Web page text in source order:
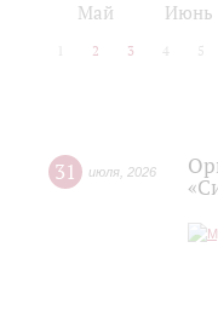
Май Июнь
2 3 4 5
31 июля 2026